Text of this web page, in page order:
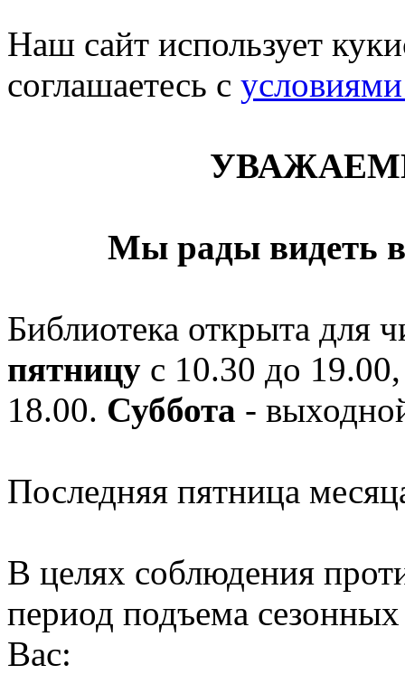
Наш сайт использует
соглашаетесь c
Мы рады видеть
Библиотека открыта для
пятницу с 10.30 до
18.00. Суббота -
Последняя пятница
В целях соблюдения
период подъема
Вас: